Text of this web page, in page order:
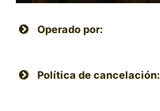
Operado por:
Política de cancelación: